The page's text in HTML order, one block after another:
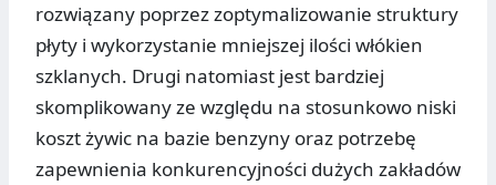
rozwiązany poprzez zoptymalizowanie struktury
płyty i wykorzystanie mniejszej ilości włókien
szklanych. Drugi natomiast jest bardziej
skomplikowany ze względu na stosunkowo niski
koszt żywic na bazie benzyny oraz potrzebę
zapewnienia konkurencyjności dużych zakładów